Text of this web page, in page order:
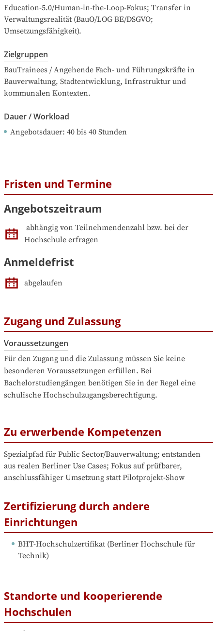
Education-5.0/Human-in-the-Loop-Fokus; Transfer in
Verwaltungsrealität (BauO/LOG BE/DSGVO;
Umsetzungsfähigkeit).
Zielgruppen
BauTrainees / Angehende Fach- und Führungskräfte in
Bauverwaltung, Stadtentwicklung, Infrastruktur und
kommunalen Kontexten.
Dauer / Workload
Angebotsdauer: 40 bis 40 Stunden
Fristen und Termine
Angebotszeitraum
abhängig von Teilnehmendenzahl bzw. bei der
Hochschule erfragen
Anmeldefrist
abgelaufen
Zugang und Zulassung
Voraussetzungen
Für den Zugang und die Zulassung müssen Sie keine
besonderen Voraussetzungen erfüllen. Bei
Bachelorstudiengängen benötigen Sie in der Regel eine
schulische Hochschulzugangsberechtigung.
Zu erwerbende Kompetenzen
Spezialpfad für Public Sector/Bauverwaltung; entstanden
aus realen Berliner Use Cases; Fokus auf prüfbarer,
anschlussfähiger Umsetzung statt Pilotprojekt-Show
Zertifizierung durch andere
Einrichtungen
BHT-Hochschulzertifikat (Berliner Hochschule für
Technik)
Standorte und kooperierende
Hochschulen